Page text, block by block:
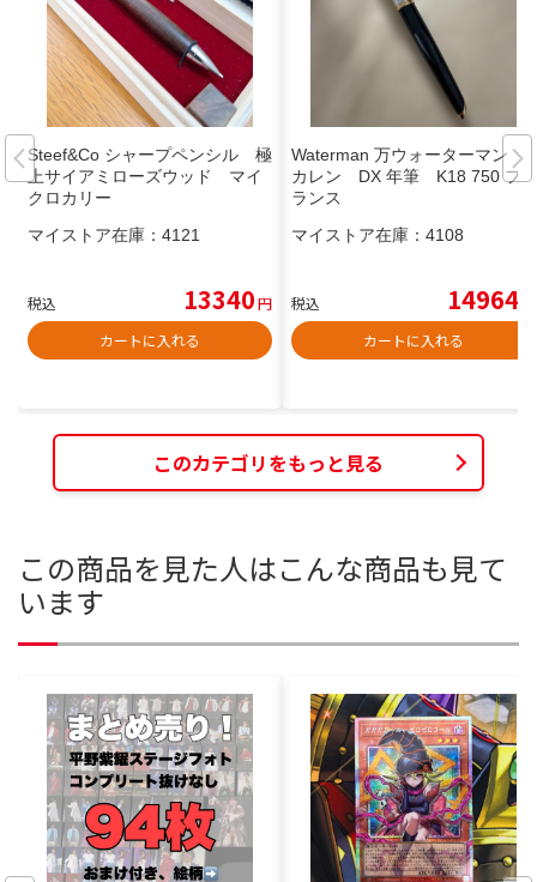
Steef&Co シャープペンシル 極
上サイアミローズウッド マイ
クロカリー
マイストア在庫： 4121
税込 13340円
カートに入れる
Waterman 万ウォーターマン
カレン DX 年筆 K18 750 フ
ランス
マイストア在庫： 4108
税込 14964
カートに入れる
このカテゴリをもっと見る
この商品を見た人はこんな商品も見て
います